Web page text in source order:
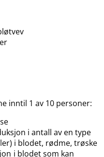
inntil 1 av 10 personer:
i antall av en type
i blodet, rødme, trøske
i blodet som kan